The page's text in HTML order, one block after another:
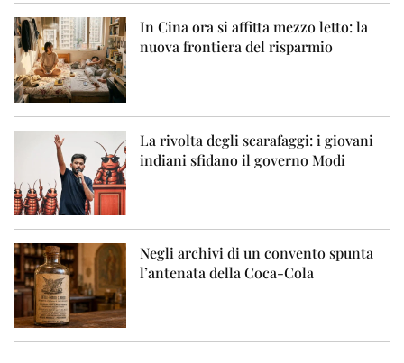
In Cina ora si affitta mezzo letto: la
nuova frontiera del risparmio
La rivolta degli scarafaggi: i giovani
indiani sfidano il governo Modi
Negli archivi di un convento spunta
l’antenata della Coca-Cola